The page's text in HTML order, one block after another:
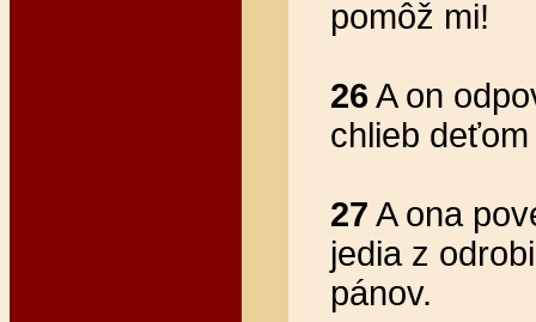
pomôž mi!
26 A on
chlieb
27 A ona
jedia z
pánov.